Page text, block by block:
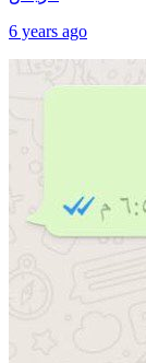
6 years ago